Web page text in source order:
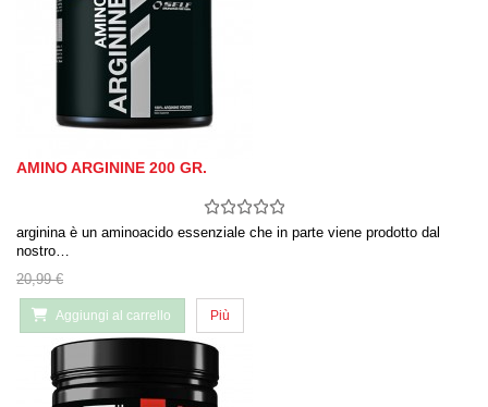
AMINO ARGININE 200 GR.
arginina è un aminoacido essenziale che in parte viene prodotto dal
nostro…
20,99 €
Aggiungi al carrello Più